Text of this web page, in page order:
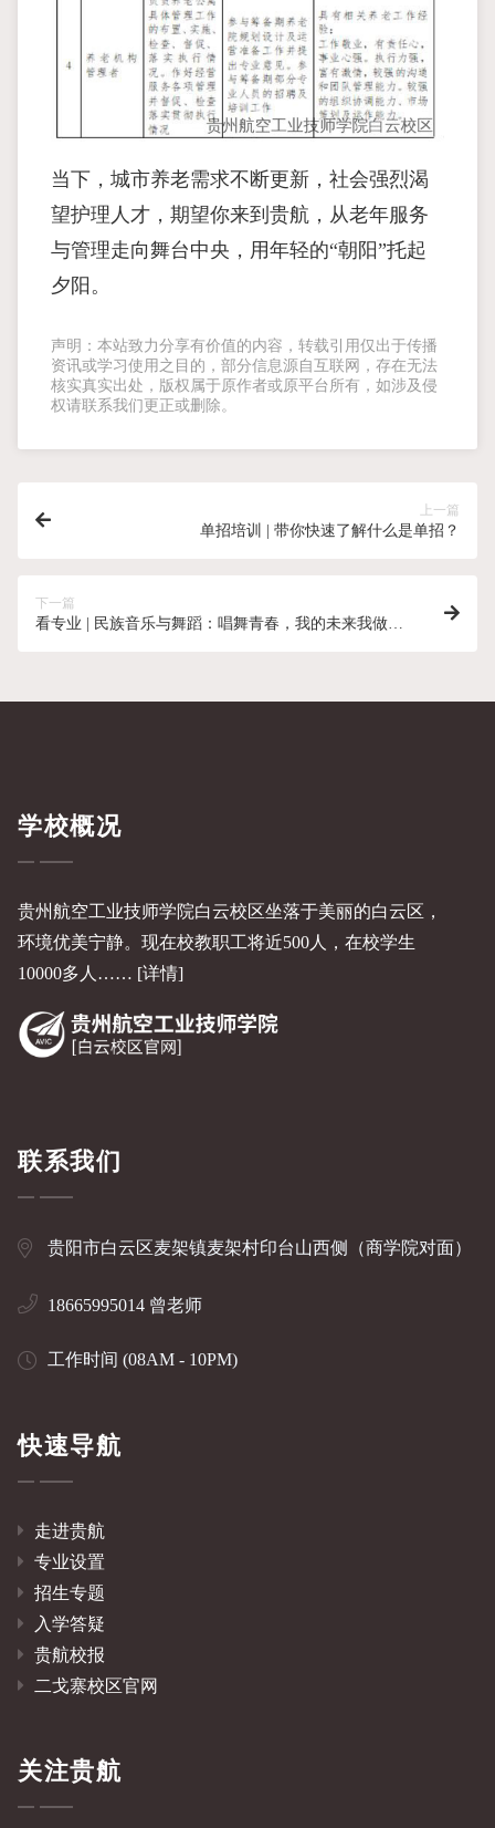
当下，城市养老需求不断更新，社会强烈渴
望护理人才，期望你来到贵航，从老年服务
与管理走向舞台中央，用年轻的“朝阳”托起
夕阳。
声明：本站致力分享有价值的内容，转载引用仅出于传播
资讯或学习使用之目的，部分信息源自互联网，存在无法
核实真实出处，版权属于原作者或原平台所有，如涉及侵
权请联系我们更正或删除。
上一篇
单招培训 | 带你快速了解什么是单招？
下一篇
看专业 | 民族音乐与舞蹈：唱舞青春，我的未来我做
学校概况
贵州航空工业技师学院白云校区坐落于美丽的白云区，
环境优美宁静。现在校教职工将近500人，在校学生
10000多人…… [详情]
联系我们
贵阳市白云区麦架镇麦架村印台山西侧（商学院对面）
18665995014 曾老师
工作时间 (08AM - 10PM)
快速导航
走进贵航
专业设置
招生专题
入学答疑
贵航校报
二戈寨校区官网
关注贵航